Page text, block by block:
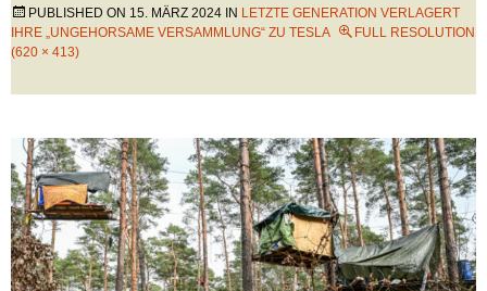
PUBLISHED ON 15. MÄRZ 2024 IN LETZTE GENERATION VERLAGERT
IHRE „UNGEHORSAME VERSAMMLUNG“ ZU TESLA
FULL RESOLUTION
(620 × 413)